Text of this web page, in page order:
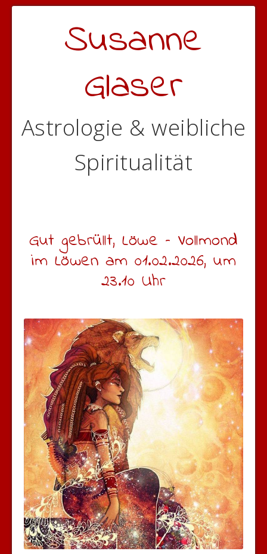
Susanne
Glaser
Astrologie & weibliche
Spiritualität
Gut gebrüllt, Löwe – Vollmond
im Löwen am 01.02.2026, um
23.10 Uhr